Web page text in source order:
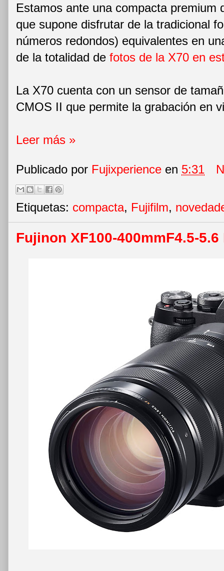
Estamos ante una compacta premium
que supone disfrutar de la tradicional
números redondos) equivalentes en
de la totalidad de fotos de la X70 en
La X70 cuenta con un sensor de
CMOS II que permite la grabación en
Leer más »
Publicado por Fujixperience en 5:31
Etiquetas: compacta, Fujifilm,
Fujinon XF100-400mmF4.5-5.6